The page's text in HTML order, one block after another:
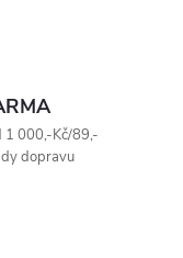
1 000,-Kč/89,-
dopravu